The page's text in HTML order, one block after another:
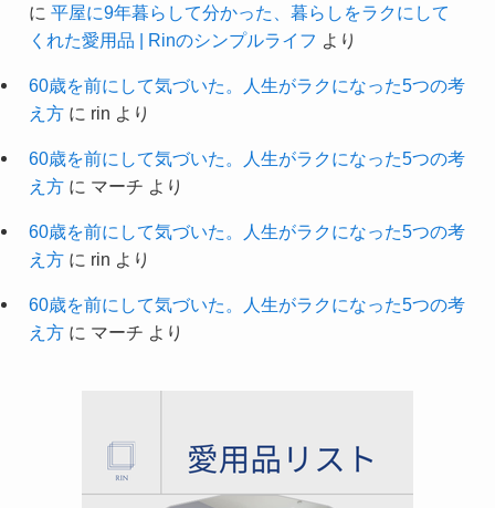
に 平屋に9年暮らして分かった、暮らしをラクにして
くれた愛用品 | Rinのシンプルライフ より
60歳を前にして気づいた。人生がラクになった5つの考
え方に rin より
60歳を前にして気づいた。人生がラクになった5つの考
え方に マーチ より
60歳を前にして気づいた。人生がラクになった5つの考
え方に rin より
60歳を前にして気づいた。人生がラクになった5つの考
え方に マーチ より